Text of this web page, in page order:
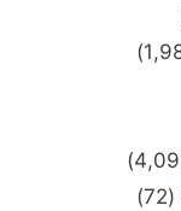
(72)